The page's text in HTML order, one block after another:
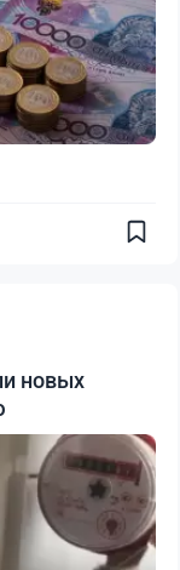
новых